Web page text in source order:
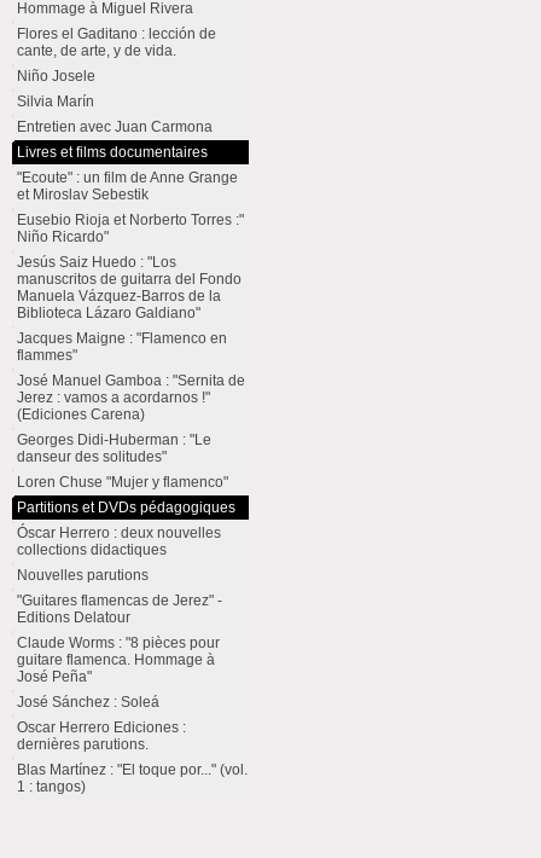
Hommage à Miguel Rivera
Flores el Gaditano : lección de
cante, de arte, y de vida.
Niño Josele
Silvia Marín
Entretien avec Juan Carmona
Livres et films documentaires
"Ecoute" : un film de Anne Grange
et Miroslav Sebestik
Eusebio Rioja et Norberto Torres :"
Niño Ricardo"
Jesús Saiz Huedo : "Los
manuscritos de guitarra del Fondo
Manuela Vázquez-Barros de la
Biblioteca Lázaro Galdiano"
Jacques Maigne : "Flamenco en
flammes"
José Manuel Gamboa : "Sernita de
Jerez : vamos a acordarnos !"
(Ediciones Carena)
Georges Didi-Huberman : "Le
danseur des solitudes"
Loren Chuse "Mujer y flamenco"
Partitions et DVDs pédagogiques
Óscar Herrero : deux nouvelles
collections didactiques
Nouvelles parutions
"Guitares flamencas de Jerez" -
Editions Delatour
Claude Worms : "8 pièces pour
guitare flamenca. Hommage à
José Peña"
José Sánchez : Soleá
Oscar Herrero Ediciones :
dernières parutions.
Blas Martínez : "El toque por..." (vol.
1 : tangos)